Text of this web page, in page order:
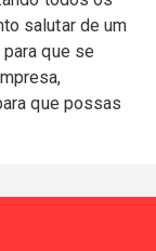
salutar de um
que se
que possas